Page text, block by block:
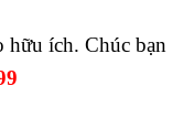
hữu ích. Chúc bạn